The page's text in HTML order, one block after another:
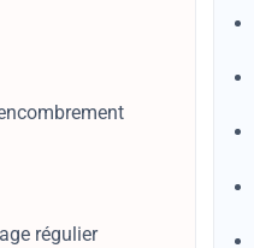
régulier